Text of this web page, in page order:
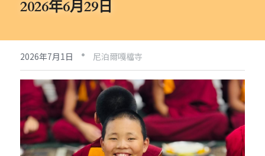
阿帝夏大尊者及嘎檔四天
十六圓點
非洲
越南
法會活動
弘法活動
活動集錦
人文關懷
關懷流浪動物
加入義工
聯絡嘎檔
嘎檔分會
台灣
聯絡我們
立即捐款
2026年6月29日
2026年7月1日 · 尼泊爾嘎檔寺